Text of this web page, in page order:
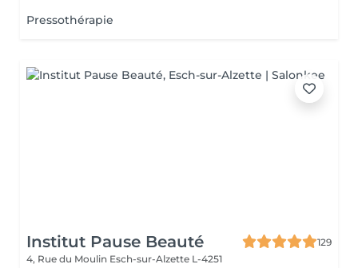
Pressothérapie
Institut Pause Beauté
129
4, Rue du Moulin Esch-sur-Alzette L-4251